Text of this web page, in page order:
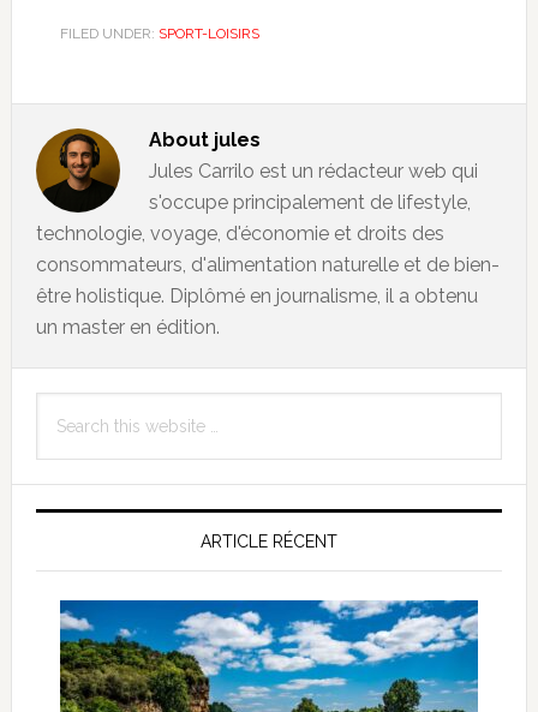
FILED UNDER: SPORT-LOISIRS
About jules
Jules Carrilo est un rédacteur web qui
s'occupe principalement de lifestyle,
technologie, voyage, d'économie et droits des
consommateurs, d'alimentation naturelle et de bien-
être holistique. Diplômé en journalisme, il a obtenu
un master en édition.
Primary
Sidebar
this
ARTICLE RÉCENT